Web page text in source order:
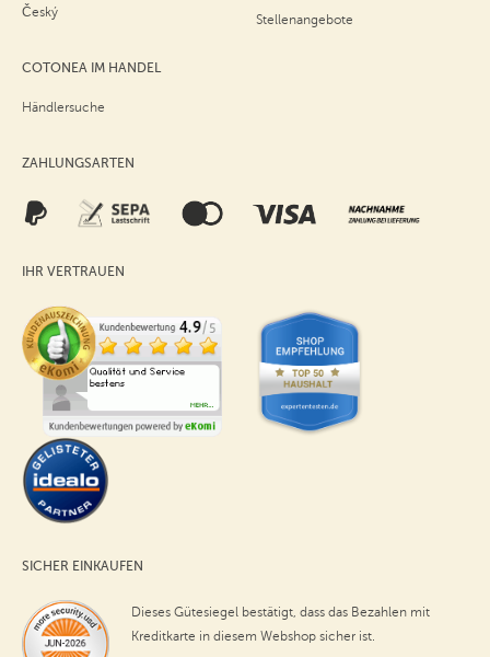
Český
COTONEA IM HANDEL
Händlersuche
Stellenangebote
ZAHLUNGSARTEN
IHR VERTRAUEN
SICHER EINKAUFEN
Dieses Gütesiegel bestätigt, dass das Bezahlen mit
Kreditkarte in diesem Webshop sicher ist.